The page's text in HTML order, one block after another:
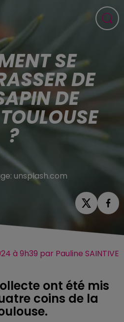
SE
DE
DE
?
unsplash.com
à 9h39 par Pauline SAINTIVE
ont été mis
coins de la